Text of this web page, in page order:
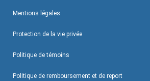
Mentions légales
Protection de la vie privée
Politique de témoins
Politique de remboursement et de report